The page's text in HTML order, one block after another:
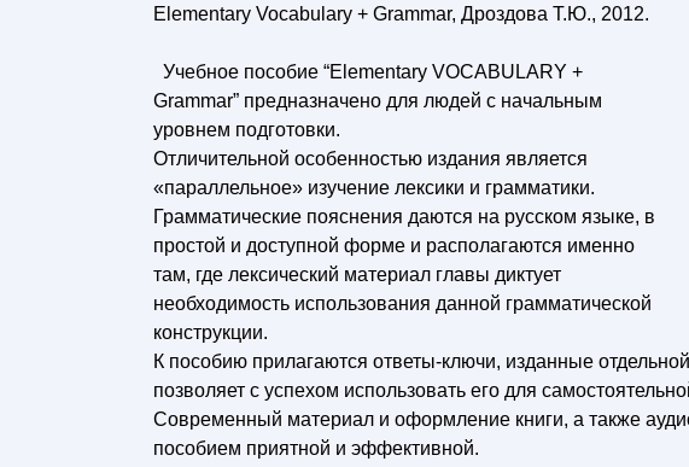
Elementary Vocabulary + Grammar, Дроздова Т.Ю., 2012.
Учебное пособие “Elementary VOCABULARY +
Grammar” предназначено для людей с начальным
уровнем подготовки.
Отличительной особенностью издания является
«параллельное» изучение лексики и грамматики.
Грамматические пояснения даются на русском языке, в
простой и доступной форме и располагаются именно
там, где лексический материал главы диктует
необходимость использования данной грамматической
конструкции.
К пособию прилагаются ответы-ключи, изданные
позволяет с успехом использовать его для
Современный материал и оформление книги, а также
пособием приятной и эффективной.